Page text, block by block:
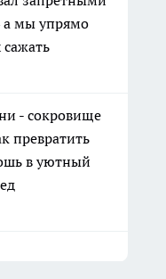
а мы упрямо
- сокровище
превратить
в уютный